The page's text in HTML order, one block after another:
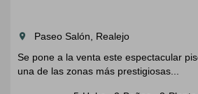
room
Paseo Salón, Realejo
Se pone a la venta este espectacular
una de las zonas más prestigiosas...